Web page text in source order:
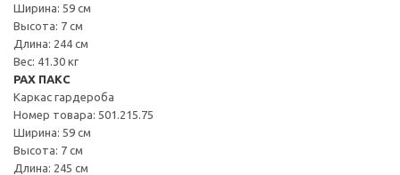
Ширина: 59 см
Высота: 7 см
Длина: 244 см
Вес: 41.30 кг
PAX ПАКС
Каркас гардероба
Номер товара: 501.215.75
Ширина: 59 см
Высота: 7 см
Длина: 245 см